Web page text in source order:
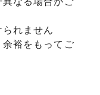
れません
裕をもってご